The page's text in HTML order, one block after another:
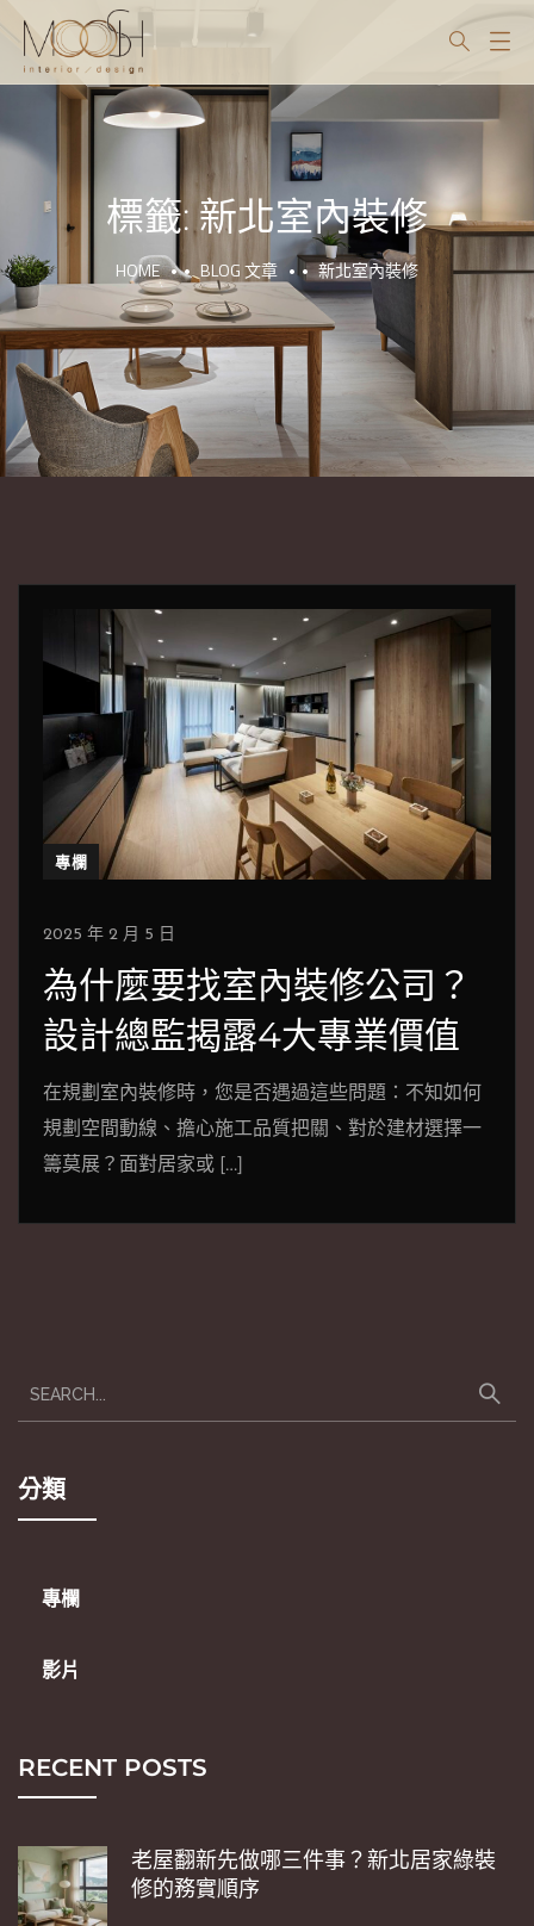
標籤:新北室內裝修
HOME BLOG 文章 新北室內裝修
專欄
2025 年 2 月 5 日
為什麼要找室內裝修公司？
設計總監揭露4大專業價值
在規劃室內裝修時，您是否遇過這些問題：不知如何
規劃空間動線、擔心施工品質把關、對於建材選擇一
籌莫展？面對居家或 […]
分類
專欄
影片
RECENT POSTS
老屋翻新先做哪三件事？新北居家綠裝
修的務實順序